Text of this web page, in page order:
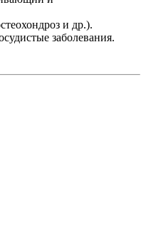
и др.).
заболевания.